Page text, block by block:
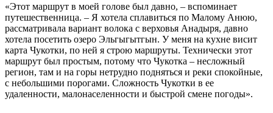
«Этот маршрут в моей голове был давно, – вспоминает
путешественница. – Я хотела сплавиться по Малому Анюю,
рассматривала вариант волока с верховья Анадыря, давно
хотела посетить озеро Эльгыгытгын. У меня на кухне висит
карта Чукотки, по ней я строю маршруты. Технически этот
маршрут был простым, потому что Чукотка – несложный
регион, там и на горы нетрудно подняться и реки спокойные,
с небольшими порогами. Сложность Чукотки в ее
удаленности, малонаселенности и быстрой смене погоды».